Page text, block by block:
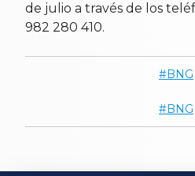
de julio a través de los
982 280 410.
BNG
BNG